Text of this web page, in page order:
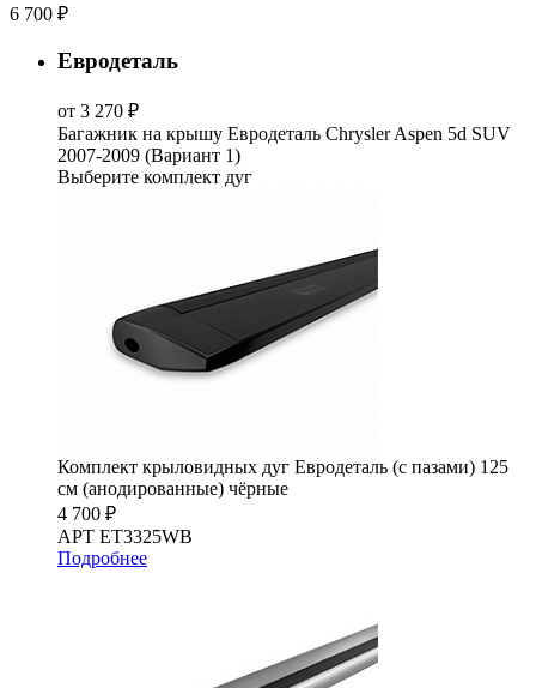
6 700 ₽
Евродеталь
от 3 270 ₽
Багажник на крышу Евродеталь Chrysler Aspen 5d SUV
2007-2009 (Вариант 1)
Выберите комплект дуг
Комплект крыловидных дуг Евродеталь (с пазами) 125
см (анодированные) чёрные
4 700 ₽
АРТ ET3325WB
Подробнее